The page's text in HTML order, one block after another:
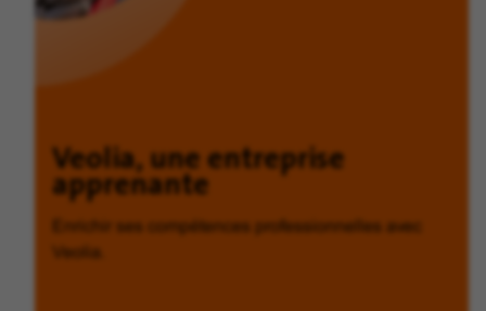
Veolia, une entreprise
apprenante
Enrichir ses compétences professionnelles avec
Veolia.